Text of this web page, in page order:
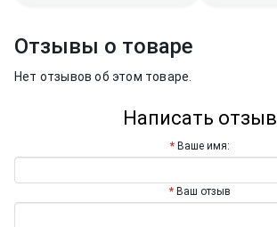
Отзывы о товаре
Нет отзывов об этом товаре.
Написать отзыв
Ваше имя:
Ваш отзыв